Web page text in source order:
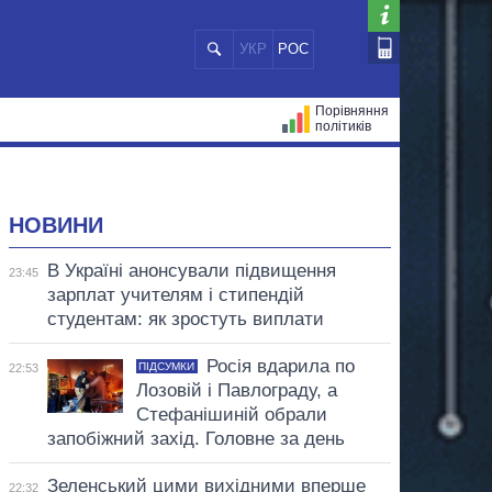
УКР РОС
Порівняння
політиків
НОВИНИ
23:45
В Україні анонсували підвищення
зарплат учителям і стипендій
студентам: як зростуть виплати
22:53 ПІДСУМКИ
Росія вдарила по
Лозовій і Павлограду, а
Стефанішиній обрали
запобіжний захід. Головне за день
22:32
Зеленський цими вихідними вперше